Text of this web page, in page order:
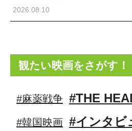
2026.08.10
観たい映画をさがす！
#麻薬戦争 #THE
#韓国映画 #インタビ